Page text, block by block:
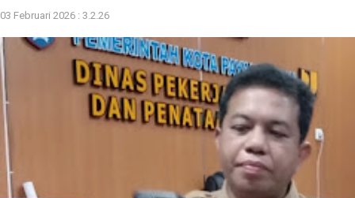
03 Februari 2026 : 3.2.26